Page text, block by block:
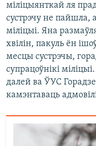
міліцыянткай ля
сустрэчу не пайшла,
міліцыі. Яна
хвілін, пакуль ён
месцы сустрэчы,
супрацоўнікі
далей ва ЎУС
камэнтаваць